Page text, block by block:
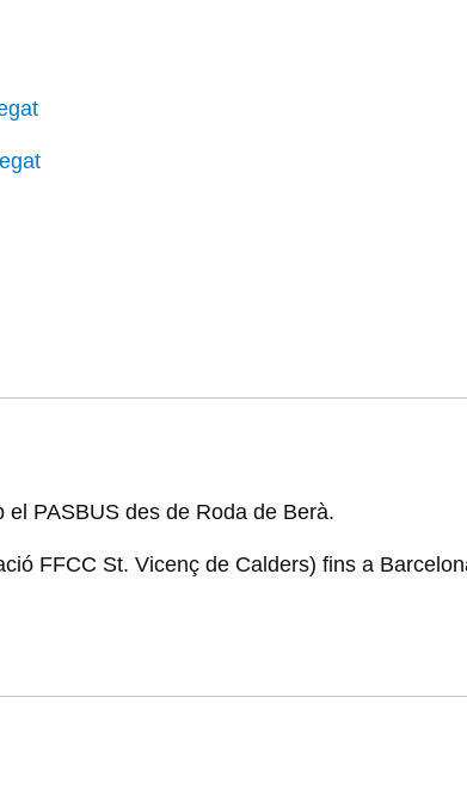
el PASBUS des de Roda de Berà.
FFCC St. Vicenç de Calders) fins a